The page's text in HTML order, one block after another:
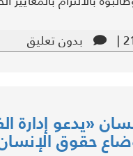
بدون تعليق
«يدعو إدارة
حقوق